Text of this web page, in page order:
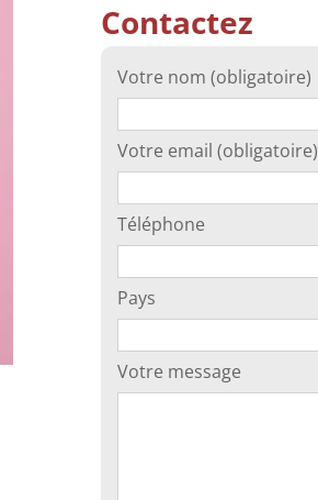
Contactez
Votre nom (obligatoire)
Votre email (obligatoire)
Téléphone
Pays
Votre message